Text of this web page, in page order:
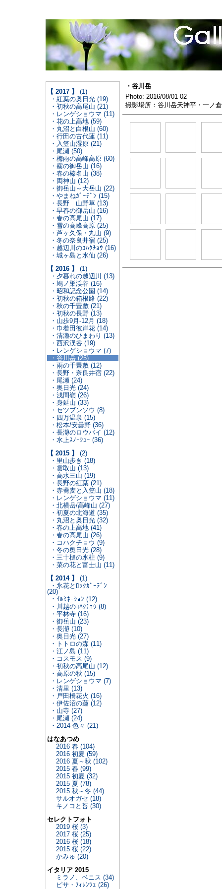
【 2017 】
(1)
・紅葉の奥日光 (19)
・初秋の高尾山 (21)
・レンゲショウマ (11)
・花の上高地 (59)
・丸沼と白根山 (60)
・行田の古代蓮 (11)
・入笠山湿原 (21)
・尾瀬 (50)
・梅雨の高峰高原 (60)
・霧の御岳山 (16)
・春の榛名山 (38)
・両神山 (12)
・御岳山～大岳山 (22)
・やまねｶﾞｰﾃﾞﾝ (15)
・長野 山野草 (13)
・早春の御岳山 (16)
・春の高尾山 (17)
・雪の高峰高原 (25)
・芦ヶ久保・丸山 (9)
・冬の奈良井宿 (25)
・越辺川のｺﾊｸﾁｮｳ (16)
・城ヶ島と水仙 (26)
【 2016 】
(1)
・夕暮れの越辺川 (13)
・鳩ノ巣渓谷 (16)
・昭和記念公園 (14)
・初秋の箱根路 (22)
・秋の千畳敷 (21)
・初秋の長野 (13)
・山歩9月-12月 (18)
・巾着田彼岸花 (14)
・清瀬のひまわり (13)
・西沢渓谷 (19)
・レンゲショウマ (7)
・谷川岳 (25)
・雨の千畳敷 (12)
・長野・奈良井宿 (22)
・尾瀬 (24)
・奥日光 (24)
・浅間嶺 (26)
・身延山 (33)
・セツブンソウ (8)
・四万温泉 (15)
・松本/安曇野 (36)
・長瀞のロウバイ (12)
・水上ｽﾉｰｼｭｰ (36)
【 2015 】
(2)
・里山歩き (18)
・雲取山 (13)
・高水三山 (19)
・長野の紅葉 (21)
・赤蕎麦と入笠山 (18)
・レンゲショウマ (11)
・北横岳/高峰山 (27)
・初夏の北海道 (35)
・丸沼と奥日光 (32)
・春の上高地 (41)
・春の高尾山 (26)
・コハクチョウ (9)
・冬の奥日光 (28)
・三十槌の氷柱 (9)
・菜の花と富士山 (11)
【 2014 】
(1)
・氷花とﾛｯｸｶﾞｰﾃﾞﾝ
(20)
・ｲﾙﾐﾈｰｼｮﾝ (12)
・川越のｺﾊｸﾁｮｳ (8)
・平林寺 (16)
・御岳山 (23)
・長瀞 (10)
・奥日光 (27)
・トトロの森 (11)
・江ノ島 (11)
・コスモス (9)
・初秋の高尾山 (12)
・高原の秋 (15)
・レンゲショウマ (7)
・清里 (13)
・戸田橋花火 (16)
・伊佐沼の蓮 (12)
・山寺 (27)
・尾瀬 (24)
・2014 色々 (21)
はなあつめ
2016 春 (104)
2016 初夏 (59)
2016 夏～秋 (102)
2015 春 (99)
2015 初夏 (32)
2015 夏 (78)
2015 秋～冬 (44)
サルオガセ (18)
キノコと苔 (30)
セレクトフォト
2019 桜 (3)
2017 桜 (25)
2016 桜 (18)
2015 桜 (22)
かみゅ (20)
イタリア 2015
ミラノ、ベニス (34)
ピサ・ﾌｨﾚﾝﾂｪ (26)
・谷川岳
Photo: 2016/08/01-02
撮影場所：谷川岳天神平・一ノ